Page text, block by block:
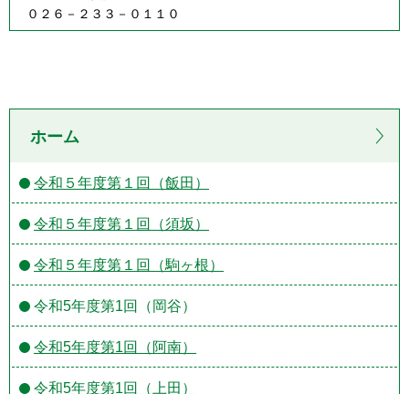
０２６－２３３－０１１０
ホーム
令和５年度第１回（飯田）
令和５年度第１回（須坂）
令和５年度第１回（駒ヶ根）
令和5年度第1回（岡谷）
令和5年度第1回（阿南）
令和5年度第1回（上田）